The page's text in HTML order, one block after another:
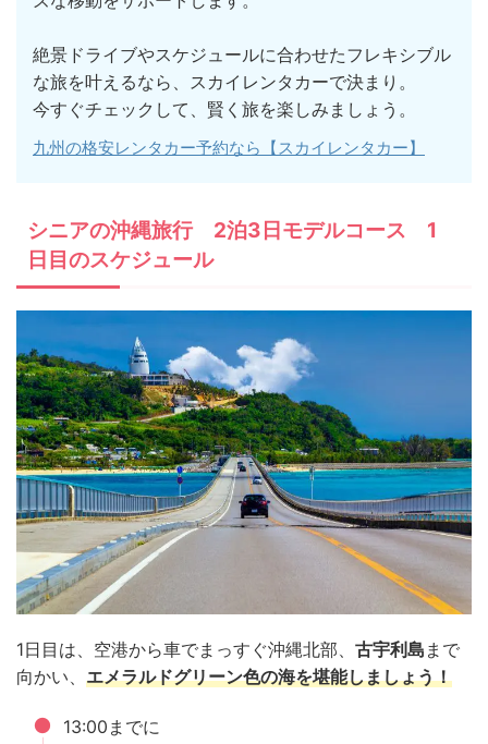
絶景ドライブやスケジュールに合わせたフレキシブル
な旅を叶えるなら、スカイレンタカーで決まり。
今すぐチェックして、賢く旅を楽しみましょう。
九州の格安レンタカー予約なら【スカイレンタカー】
シニアの沖縄旅行 2泊3日モデルコース 1
日目のスケジュール
1日目は、空港から車でまっすぐ沖縄北部、 古宇利島 まで
向かい、 エメラルドグリーン色の海を堪能しましょう！
13:00までに